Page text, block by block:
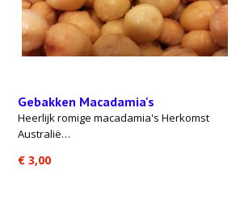
Gebakken Macadamia's
Heerlijk romige macadamia's Herkomst
Australië…
€ 3,00